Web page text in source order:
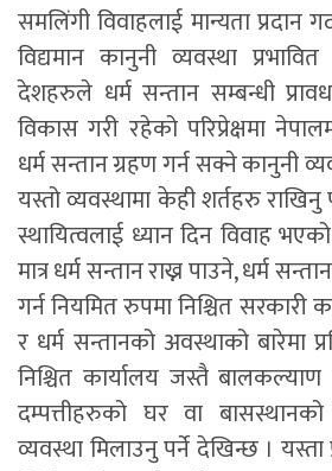
समलिंगी विवाहलाई मान्यता प्रदान
विद्यमान कानुनी व्यवस्था
देशहरुले धर्म सन्तान सम्बन्धी
विकास गरी रहेको परिप्रेक्षमा
धर्म सन्तान ग्रहण गर्न सक्ने कानुनी
यस्तो व्यवस्थामा केही शर्तहरु
स्थायित्वलाई ध्यान दिन विवाह
मात्र धर्म सन्तान राख्न पाउने, धर्म
गर्न नियमित रुपमा निश्चित सरकारी
र धर्म सन्तानको अवस्थाको बारेमा
निश्चित कार्यालय जस्तै
दम्पत्तीहरुको घर वा
व्यवस्था मिलाउनु पर्ने देखिन्छ ।